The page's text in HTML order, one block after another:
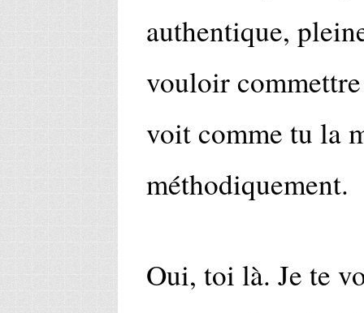
authentique,
vouloir
voit comme tu la
méthodiquement.
Oui, toi là. Je te